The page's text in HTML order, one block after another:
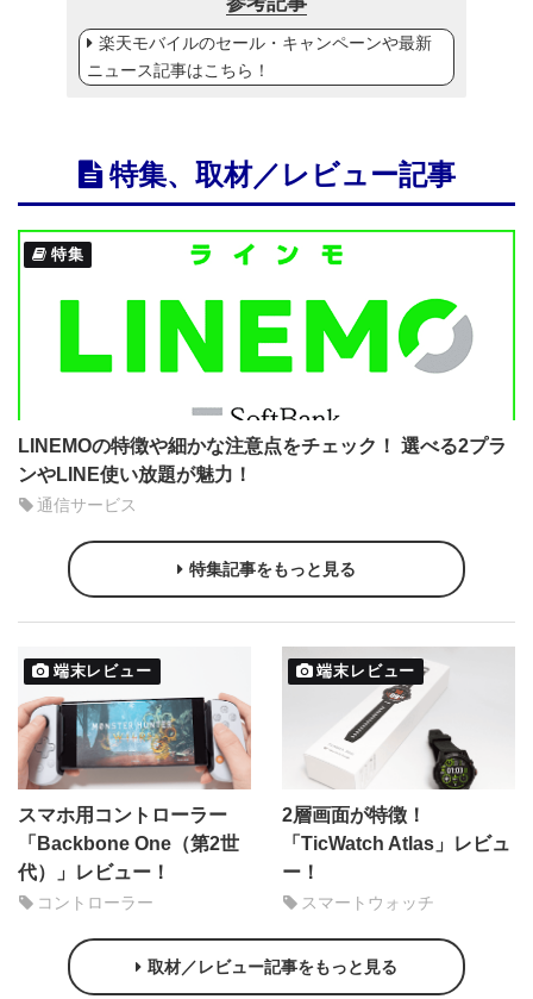
楽天モバイルのセール・キャンペーンや最新
ニュース記事はこちら！
特集、取材／レビュー記事
特集
LINEMOの特徴や細かな注意点をチェック！ 選べる2プラ
ンやLINE使い放題が魅力！
通信サービス
特集記事をもっと見る
端末レビュー
スマホ用コントローラー
「Backbone One（第2世
代）」レビュー！
コントローラー
端末レビュー
2層画面が特徴！
「TicWatch Atlas」レビュ
ー！
スマートウォッチ
取材／レビュー記事をもっと見る